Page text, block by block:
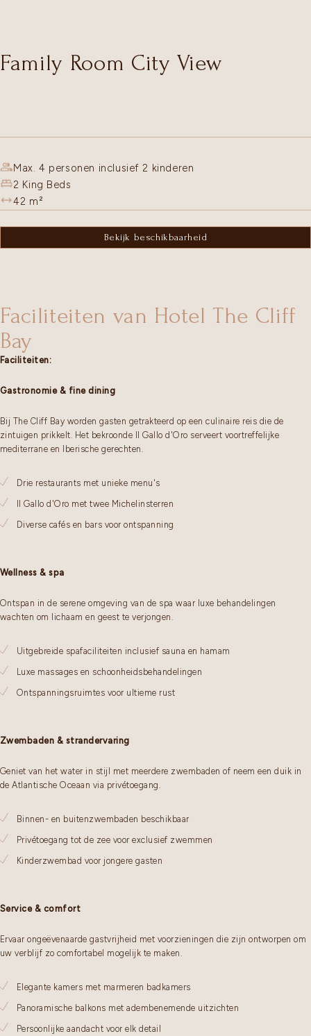
Family Room City View
Max. 4 personen inclusief 2 kinderen
2 King Beds
42 m²
Bekijk beschikbaarheid
Faciliteiten van Hotel The Cliff
Bay
Faciliteiten:
Gastronomie & fine dining
Bij The Cliff Bay worden gasten getrakteerd op een culinaire reis die de
zintuigen prikkelt. Het bekroonde Il Gallo d'Oro serveert voortreffelijke
mediterrane en Iberische gerechten.
Drie restaurants met unieke menu's
Il Gallo d'Oro met twee Michelinsterren
Diverse cafés en bars voor ontspanning
Wellness & spa
Ontspan in de serene omgeving van de spa waar luxe behandelingen
wachten om lichaam en geest te verjongen.
Uitgebreide spafaciliteiten inclusief sauna en hamam
Luxe massages en schoonheidsbehandelingen
Ontspanningsruimtes voor ultieme rust
Zwembaden & strandervaring
Geniet van het water in stijl met meerdere zwembaden of neem een duik in
de Atlantische Oceaan via privétoegang.
Binnen- en buitenzwembaden beschikbaar
Privétoegang tot de zee voor exclusief zwemmen
Kinderzwembad voor jongere gasten
Service & comfort
Ervaar ongeëvenaarde gastvrijheid met voorzieningen die zijn ontworpen om
uw verblijf zo comfortabel mogelijk te maken.
Elegante kamers met marmeren badkamers
Panoramische balkons met adembenemende uitzichten
Persoonlijke aandacht voor elk detail